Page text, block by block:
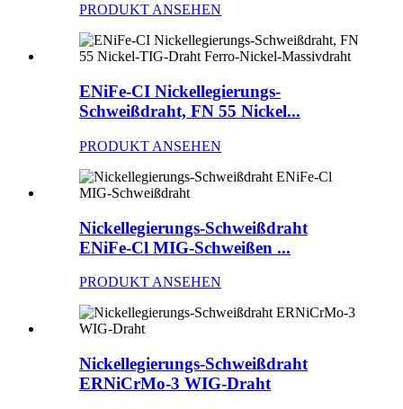
PRODUKT ANSEHEN
ENiFe-CI Nickellegierungs-
Schweißdraht, FN 55 Nickel...
PRODUKT ANSEHEN
Nickellegierungs-Schweißdraht
ENiFe-Cl MIG-Schweißen ...
PRODUKT ANSEHEN
Nickellegierungs-Schweißdraht
ERNiCrMo-3 WIG-Draht